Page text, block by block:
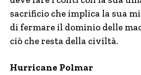
sacrificio che implica la sua
di fermare il dominio delle
ciò che resta della civiltà.
Hurricane Polmar